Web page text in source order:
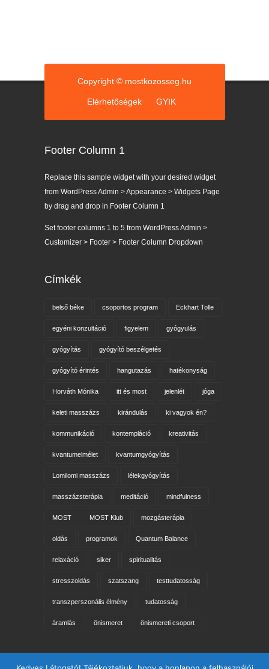
Copyright © mostkozosseg.hu
Elérhetőségek GYIK
Footer Column 1
Replace this sample widget with your desired widget
from WordPress Admin > Appearance > Widgets Page
by drag and drop in Footer Column 1
Set footer columns 1 to 5 from WordPress Admin >
Customizer > Footer > Footer Column Dropdown
Címkék
belső béke csoportos program Eckhart Tolle
egyéni konzultáció figyelem gyógyulás
gyógyítás gyógyító beszélgetés
gyógyító érintés hangutazás hatékonyság
Horváth Mónika itt és most jelenlét jóga
keleti masszázs kirándulás ki vagyok én?
kommunikáció kontempláció kreativitás
kvantumelmélet kvantumgyógyítás
Lomilomi masszázs lélekgyógyítás
masszázsterápia meditáció mindfulness
MOST MOST Klub mozgásterápia
oldás programok Quantum Balance
relaxáció siker spiritualitás
stresszoldás szatszang testtudatosság
transzperszonális élmény tudatosság
áramlás önismeret önismereti csoport
Keresés az oldalon